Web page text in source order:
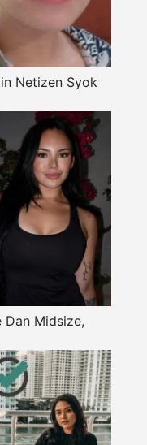
Netizen Syok
Dan Midsize,